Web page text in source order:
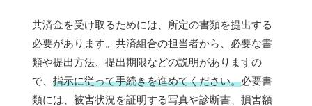
共済金を受け取るためには、所定の書類を提出する
必要があります。共済組合の担当者から、必要な書
類や提出方法、提出期限などの説明がありますの
で、 指示に従って手続きを進めてください。必要書
類には、被害状況を証明する写真や診断書、損害額